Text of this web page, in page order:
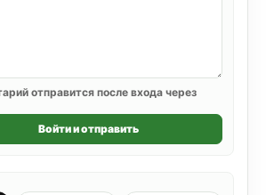
отправится после входа через
Войти и отправить